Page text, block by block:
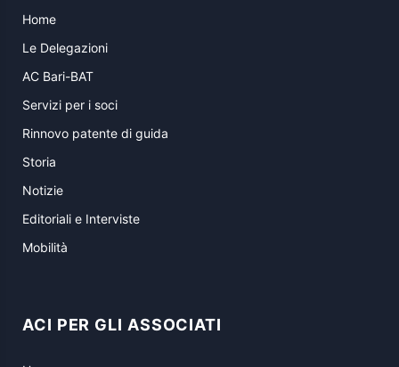
Home
Le Delegazioni
AC Bari-BAT
Servizi per i soci
Rinnovo patente di guida
Storia
Notizie
Editoriali e Interviste
Mobilità
ACI PER GLI ASSOCIATI